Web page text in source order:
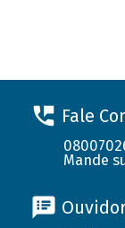
Fale
Mande